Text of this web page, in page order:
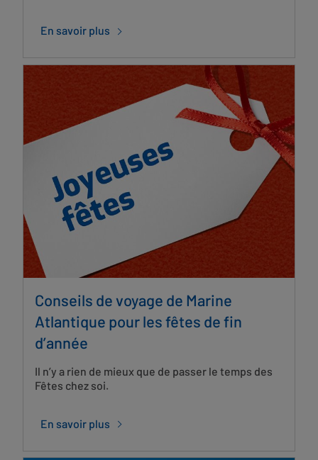
En savoir plus
Conseils de voyage de Marine
Atlantique pour les fêtes de fin
d’année
Il n’y a rien de mieux que de passer le temps des
Fêtes chez soi.
En savoir plus